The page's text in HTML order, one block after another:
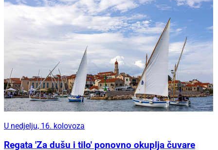
U nedjelju, 16. kolovoza
Regata 'Za dušu i tilo' ponovno okuplja čuvare